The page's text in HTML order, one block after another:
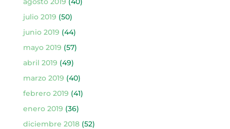
julio 2019 (50)
junio 2019 (44)
mayo 2019 (57)
abril 2019 (49)
marzo 2019 (40)
febrero 2019 (41)
enero 2019 (36)
diciembre 2018(52)